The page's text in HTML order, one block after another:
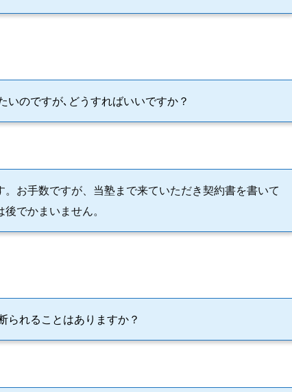
いのですが､どうすればいいですか？
。お手数ですが、当塾まで来ていただき契約書を書いて
でかまいません。
られることはありますか？